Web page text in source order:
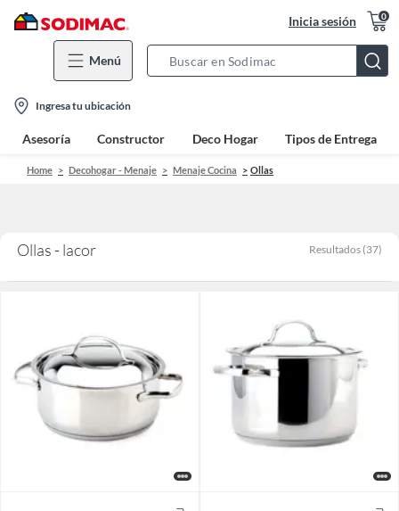
Inicia sesión 0
Menú
Bar
location-
icon
Ingresa tu ubicación
Asesoría Constructor Deco Hogar Tipos de Entrega
Home Decohogar - Menaje Menaje Cocina Ollas
Ollas - lacor Resultados (37)